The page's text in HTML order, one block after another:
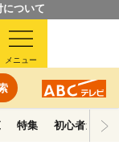
ついて
メニュー
特集 初心者ガイド